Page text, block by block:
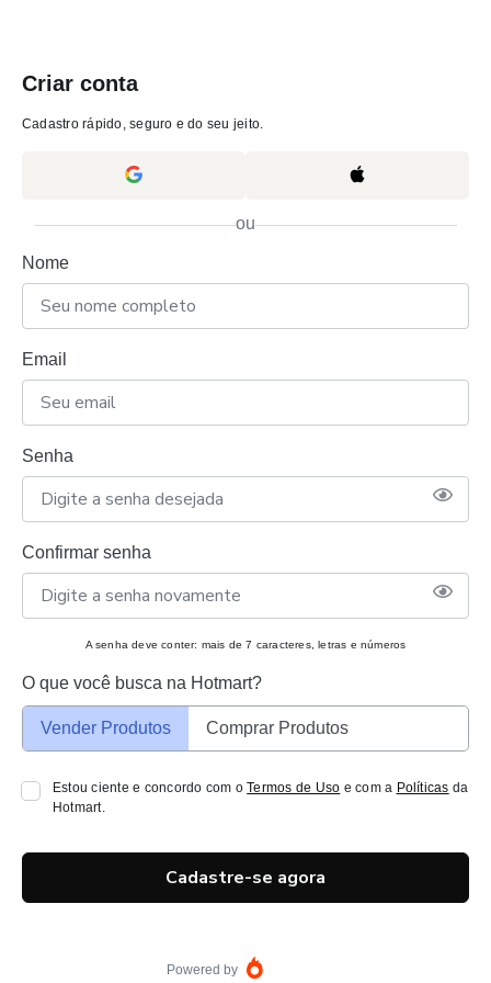
Criar conta
Cadastro rápido, seguro e do seu jeito.
ou
Nome
Email
Senha
Confirmar senha
A senha deve conter: mais de 7 caracteres, letras e números
O que você busca na Hotmart?
Vender Produtos Comprar Produtos
Estou ciente e concordo com oTermos de Uso e com a Políticas da
Hotmart.
Cadastre-se agora
Powered by